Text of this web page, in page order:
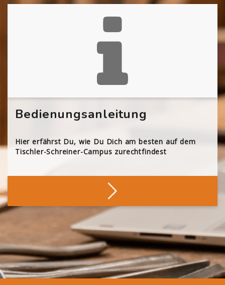
Bedienungsanleitung
Hier erfährst Du, wie Du Dich am besten auf dem
Tischler-Schreiner-Campus zurechtfindest